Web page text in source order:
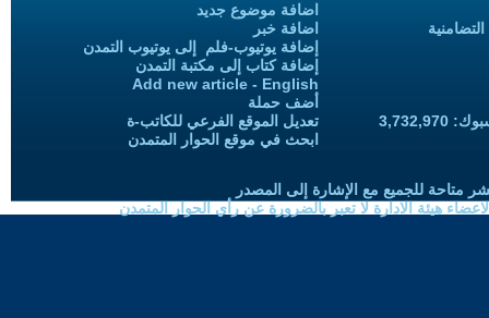
اضافة موضوع جديد
اضافة خبر
إضافة يوتيوب-فلم إلى يوتيوب التمدن
إضافة كتاب إلى مكتبة التمدن
Add new article - English
أضف حملة
تعديل الموقع الفرعي للكاتب-ة
ابحث في موقع الحوار المتمدن
متاحة للجميع مع الإشارة إلى المصدر
هيئة الادارة لا تعبر بالضرورة عن رأي الحوار المتمدن